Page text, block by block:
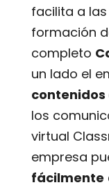
facilita a
formación
completo
un lado el
los
virtual
empresa
fácilmente